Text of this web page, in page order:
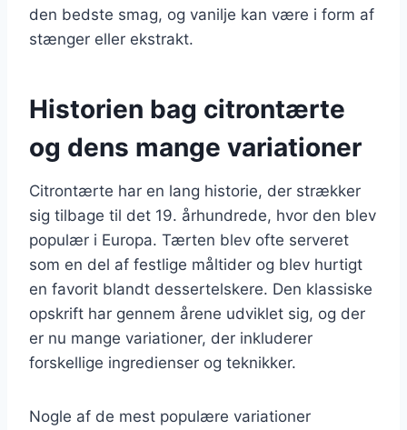
den bedste smag, og vanilje kan være i form af
stænger eller ekstrakt.
Historien bag citrontærte
og dens mange variationer
Citrontærte har en lang historie, der strækker
sig tilbage til det 19. århundrede, hvor den blev
populær i Europa. Tærten blev ofte serveret
som en del af festlige måltider og blev hurtigt
en favorit blandt dessertelskere. Den klassiske
opskrift har gennem årene udviklet sig, og der
er nu mange variationer, der inkluderer
forskellige ingredienser og teknikker.
Nogle af de mest populære variationer